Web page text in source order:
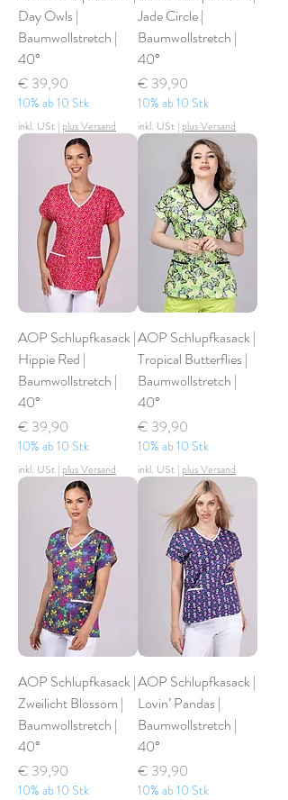
Day Owls |
Baumwollstretch |
40°
Preis
€ 39,90
10% ab 10 Stk
inkl. USt | plus Versand
Jade Circle |
Baumwollstretch |
40°
Preis
€ 39,90
10% ab 10 Stk
inkl. USt | plus Versand
AOP Schlupfkasack |
Hippie Red |
Baumwollstretch |
40°
Preis
€ 39,90
10% ab 10 Stk
inkl. USt | plus Versand
AOP Schlupfkasack |
Tropical Butterflies |
Baumwollstretch |
40°
Preis
€ 39,90
10% ab 10 Stk
inkl. USt | plus Versand
AOP Schlupfkasack |
Zweilicht Blossom |
Baumwollstretch |
40°
Preis
€ 39,90
10% ab 10 Stk
AOP Schlupfkasack |
Lovin’ Pandas |
Baumwollstretch |
40°
Preis
€ 39,90
10% ab 10 Stk